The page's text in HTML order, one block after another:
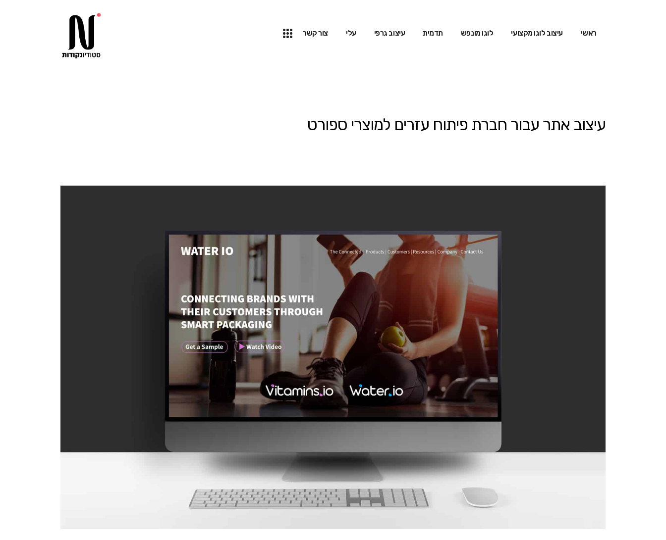
ראשי עיצוב לוגו מקצועי לוגו מונפש תדמית עיצוב גרפי עלי צור קשר
עיצוב אתר עבור חברת פיתוח עזרים למוצרי ספורט